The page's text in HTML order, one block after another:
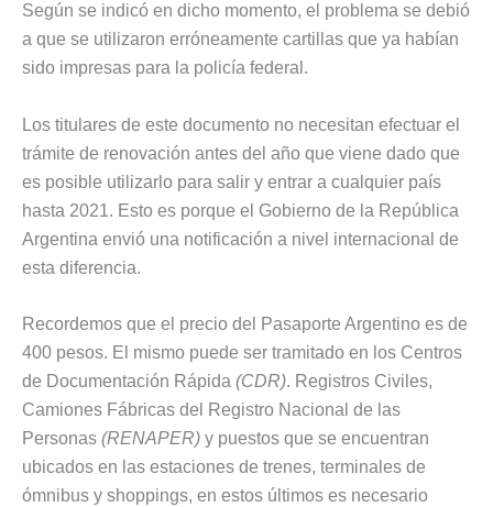
Según se indicó en dicho momento, el problema se debió
a que se utilizaron erróneamente cartillas que ya habían
sido impresas para la policía federal.
Los titulares de este documento no necesitan efectuar el
trámite de renovación antes del año que viene dado que
es posible utilizarlo para salir y entrar a cualquier país
hasta 2021. Esto es porque el Gobierno de la República
Argentina envió una notificación a nivel internacional de
esta diferencia.
Recordemos que el precio del Pasaporte Argentino es de
400 pesos. El mismo puede ser tramitado en los Centros
de Documentación Rápida (CDR). Registros Civiles,
Camiones Fábricas del Registro Nacional de las
Personas (RENAPER) y puestos que se encuentran
ubicados en las estaciones de trenes, terminales de
ómnibus y shoppings, en estos últimos es necesario